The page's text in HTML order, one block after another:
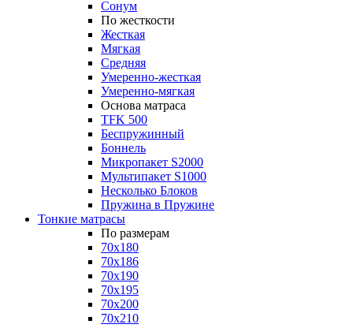
Сонум
По жесткости
Жесткая
Мягкая
Средняя
Умеренно-жесткая
Умеренно-мягкая
Основа матраса
TFK 500
Беспружинный
Боннель
Микропакет S2000
Мультипакет S1000
Несколько Блоков
Пружина в Пружине
Тонкие матрасы
По размерам
70x180
70x186
70x190
70x195
70x200
70x210